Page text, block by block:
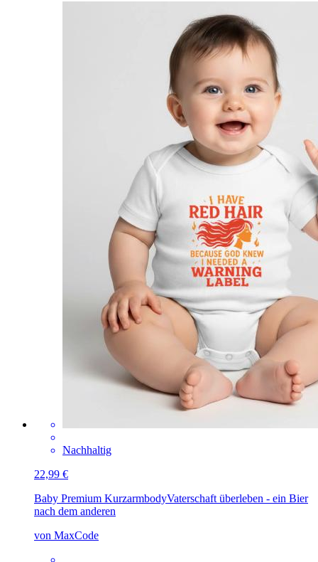
Nachhaltig
22,99 €
Baby Premium KurzarmbodyVaterschaft überleben - ein Bier
nach dem anderen
von MaxCode